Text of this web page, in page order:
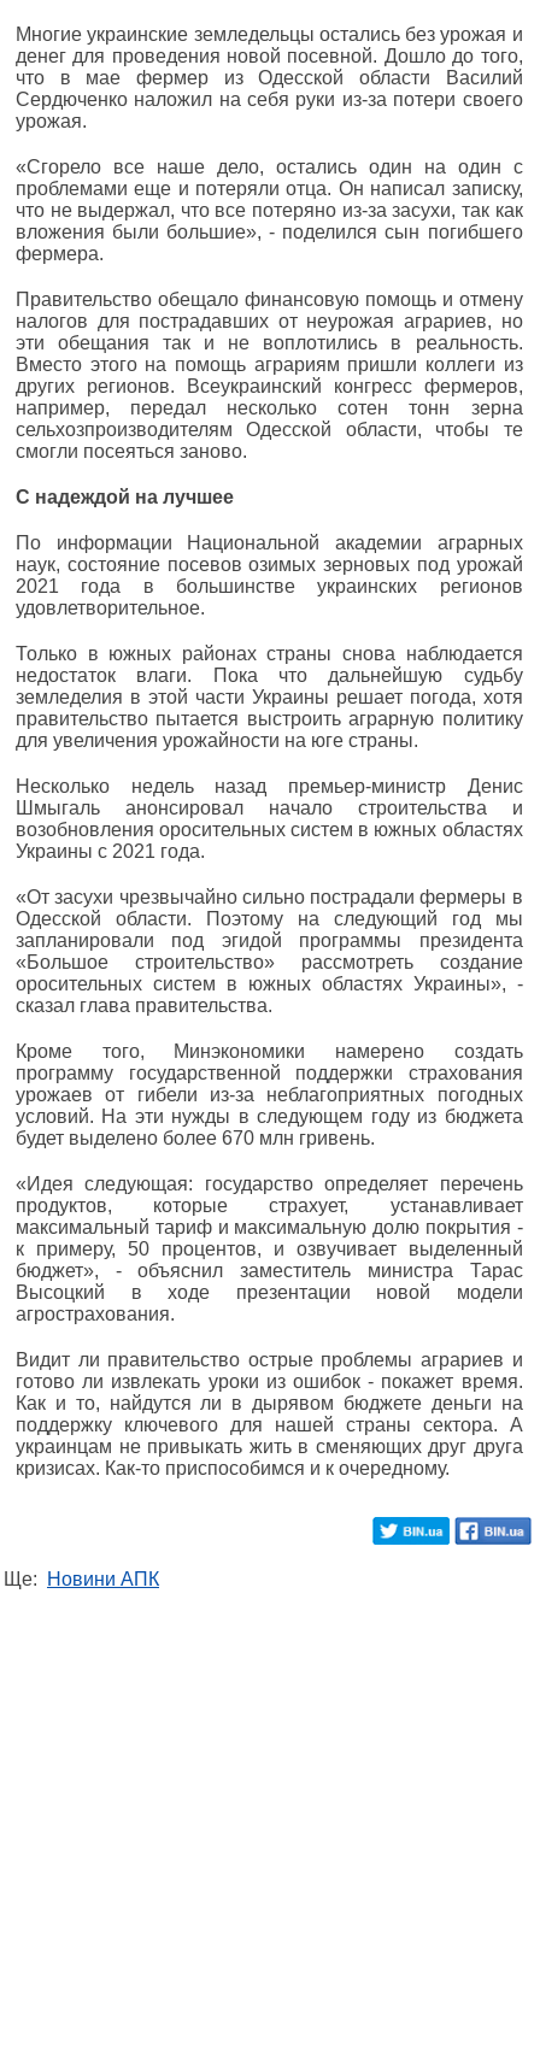
Многие украинские земледельцы остались без урожая и
денег для проведения новой посевной. Дошло до того,
что в мае фермер из Одесской области Василий
Сердюченко наложил на себя руки из-за потери своего
урожая.
«Сгорело все наше дело, остались один на один с
проблемами еще и потеряли отца. Он написал записку,
что не выдержал, что все потеряно из-за засухи, так как
вложения были большие», - поделился сын погибшего
фермера.
Правительство обещало финансовую помощь и отмену
налогов для пострадавших от неурожая аграриев, но
эти обещания так и не воплотились в реальность.
Вместо этого на помощь аграриям пришли коллеги из
других регионов. Всеукраинский конгресс фермеров,
например, передал несколько сотен тонн зерна
сельхозпроизводителям Одесской области, чтобы те
смогли посеяться заново.
С надеждой на лучшее
По информации Национальной академии аграрных
наук, состояние посевов озимых зерновых под урожай
2021 года в большинстве украинских регионов
удовлетворительное.
Только в южных районах страны снова наблюдается
недостаток влаги. Пока что дальнейшую судьбу
земледелия в этой части Украины решает погода, хотя
правительство пытается выстроить аграрную политику
для увеличения урожайности на юге страны.
Несколько недель назад премьер-министр Денис
Шмыгаль анонсировал начало строительства и
возобновления оросительных систем в южных областях
Украины с 2021 года.
«От засухи чрезвычайно сильно пострадали фермеры в
Одесской области. Поэтому на следующий год мы
запланировали под эгидой программы президента
«Большое строительство» рассмотреть создание
оросительных систем в южных областях Украины», -
сказал глава правительства.
Кроме того, Минэкономики намерено создать
программу государственной поддержки страхования
урожаев от гибели из-за неблагоприятных погодных
условий. На эти нужды в следующем году из бюджета
будет выделено более 670 млн гривень.
«Идея следующая: государство определяет перечень
продуктов, которые страхует, устанавливает
максимальный тариф и максимальную долю покрытия -
к примеру, 50 процентов, и озвучивает выделенный
бюджет», - объяснил заместитель министра Тарас
Высоцкий в ходе презентации новой модели
агрострахования.
Видит ли правительство острые проблемы аграриев и
готово ли извлекать уроки из ошибок - покажет время.
Как и то, найдутся ли в дырявом бюджете деньги на
поддержку ключевого для нашей страны сектора. А
украинцам не привыкать жить в сменяющих друг друга
кризисах. Как-то приспособимся и к очередному.
Ще: Новини АПК